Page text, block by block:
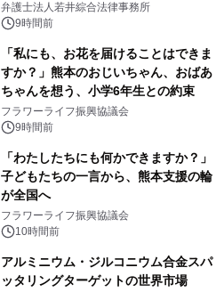
弁護士法人若井綜合法律事務所
9時間前
「私にも、お花を届けることはできま
すか？」熊本のおじいちゃん、おばあ
ちゃんを想う、小学6年生との約束
フラワーライフ振興協議会
9時間前
「わたしたちにも何かできますか？」
子どもたちの一言から、熊本支援の輪
が全国へ
フラワーライフ振興協議会
10時間前
アルミニウム・ジルコニウム合金スパ
ッタリングターゲットの世界市場